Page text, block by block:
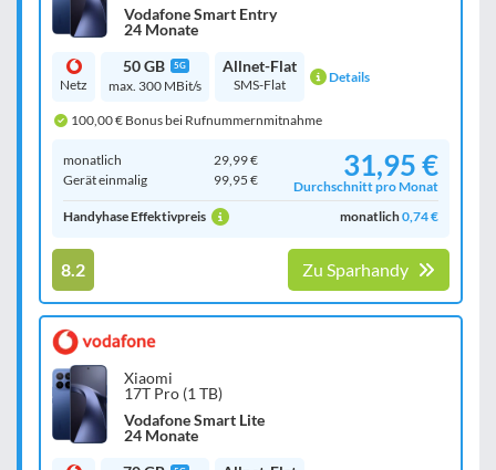
Vodafone Smart Entry
24 Monate
Netz
50 GB 5G
max. 300 MBit/s
Allnet-Flat
SMS-Flat Details
100,00 € Bonus bei Rufnummernmitnahme
monatlich
29,99 €
Gerät einmalig
99,95 € 31,95 €
Durchschnitt pro Monat
Handyhase Effektivpreis
monatlich0,74 €
8.2 Zu Sparhandy
Xiaomi
17T Pro (1 TB)
Vodafone Smart Lite
24 Monate